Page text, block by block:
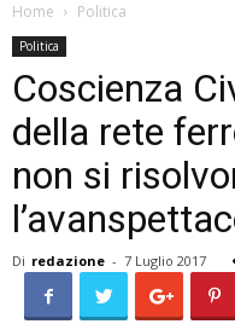
Home Politica
Politica
Coscienza
della rete
non si
Di redazione - 7 Luglio 2017